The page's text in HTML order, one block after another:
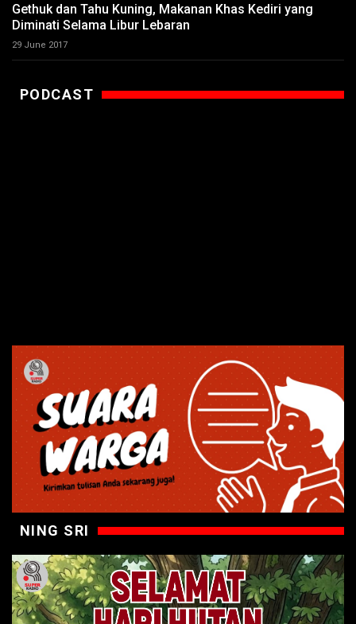
Gethuk dan Tahu Kuning, Makanan Khas Kediri yang
Diminati Selama Libur Lebaran
29 June 2017
PODCAST
NING SRI